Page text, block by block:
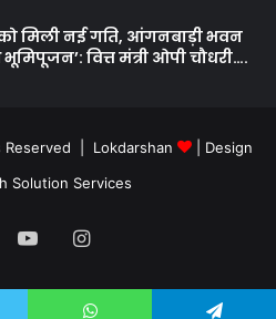
को मिली नई गति, आंगनबाड़ी भवन
वित्त मंत्री ओपी चौधरी….
Reserved | Lokdarshan
| Design
Solution Services
YouTubeInstagram